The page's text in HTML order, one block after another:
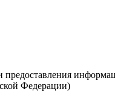
Федерации)